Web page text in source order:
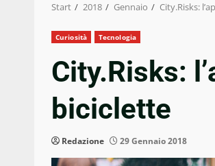
Start 2018 Gennaio City.Risks:
Curiosità Tecnologia
City.Risks:
biciclette
Redazione 29 Gennaio 2018